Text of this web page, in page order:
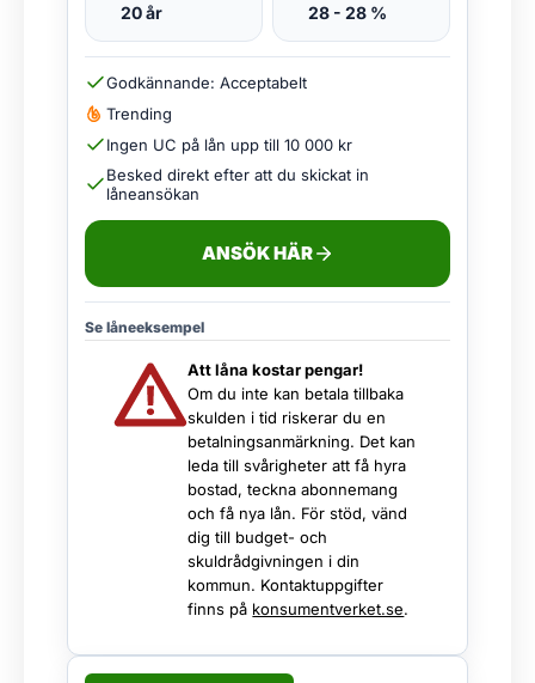
20 år 28 - 28 %
Godkännande: Acceptabelt
Trending
Ingen UC på lån upp till 10 000 kr
Besked direkt efter att du skickat in
låneansökan
ANSÖK HÄR
Se låneeksempel
Att låna kostar pengar!
Om du inte kan betala tillbaka
skulden i tid riskerar du en
betalningsanmärkning. Det kan
leda till svårigheter att få hyra
bostad, teckna abonnemang
och få nya lån. För stöd, vänd
dig till budget- och
skuldrådgivningen i din
kommun. Kontaktuppgifter
finns på konsumentverket.se.